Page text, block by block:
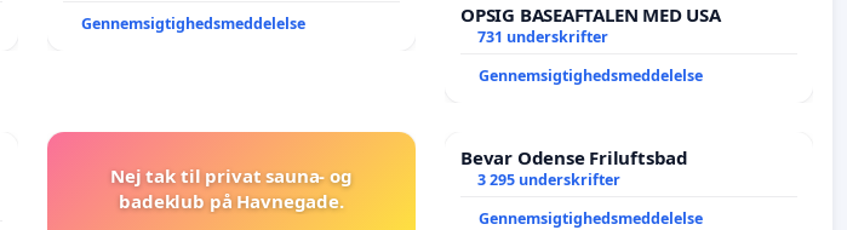
Gennemsigtighedsmeddelelse
OPSIG BASEAFTALEN MED USA
731 underskrifter
Gennemsigtighedsmeddelelse
Nej tak til privat sauna- og
badeklub på Havnegade.
Bevar Odense Friluftsbad
3 295 underskrifter
Gennemsigtighedsmeddelelse